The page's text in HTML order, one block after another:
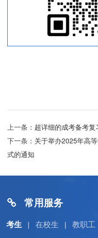
上一条： 超详细的成考备考复
下一条： 关于举办2025年高
式的通知
常用服务
考生 | 在校生 | 教职工